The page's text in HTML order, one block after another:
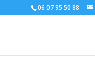
06 07 95 50 88